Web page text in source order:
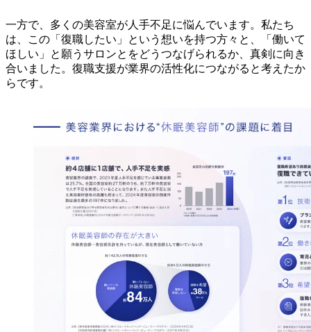
一方で、多くの美容室が人手不足に悩んでいます。私たち
は、この「復職したい」という想いを持つ方々と、「働いて
ほしい」と願うサロンとをどうつなげられるか、真剣に向き
合いました。復職支援が業界の活性化につながると考えたか
らです。